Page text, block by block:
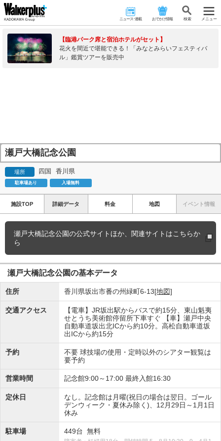
ニュース･連載 おでかけ情報 検 索 メニュー
【臨港パーク席と宿泊ホテルがセット】
花火を間近で堪能できる！「みなとみらいフェスティバ
ル」鑑賞ツアーを販売中
瀬戸大橋記念公園
場所 四国 香川県
駐車場あり 入場無料
施設TOP 詳細データ 料金 地図 イベント情報
瀬戸大橋記念公園の公式サイトほか、関連サイトはこちらか
ら
瀬戸大橋記念公園の基本データ
住所 香川県坂出市番の州緑町6-13[地図]
交通アクセス
【電車】JR坂出駅からバスで約15分、東山魁夷
せとうち美術館停留所下車すぐ 【車】瀬戸中央
自動車道坂出北ICから約10分。高松自動車道坂
出ICから約15分
予約
不要 球技場の使用・定時以外のシアター観覧は
要予約
営業時間 記念館9:00～17:00 最終入館16:30
定休日
なし。記念館は月曜(祝日の場合は翌日。ゴール
デンウィーク・夏休み除く)、12月29日～1月1日
休み
駐車場 449台 無料